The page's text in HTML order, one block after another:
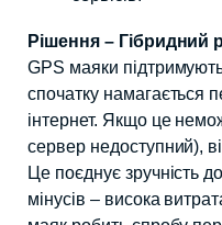
Рішення – Гібридний
GPS маяки
спочатку намагається
інтернет. Якщо це
сервер недоступний),
Це поєднує зручність
мінусів – висока